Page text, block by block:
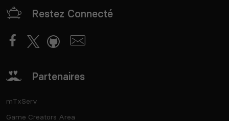
Restez Connecté
Partenaires
mTxServ
Game Creators Area